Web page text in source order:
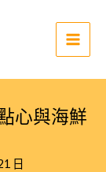
Main
心與海鮮
日